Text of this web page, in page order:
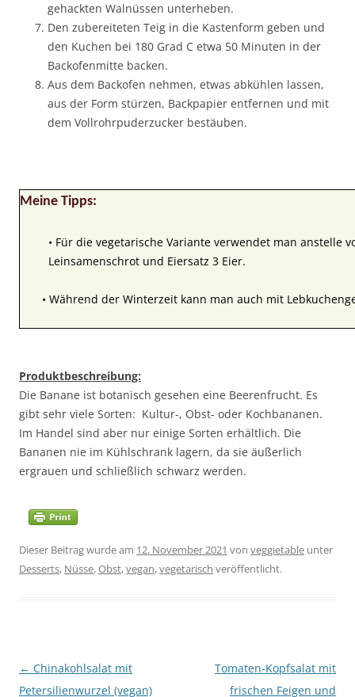
gehackten Walnüssen unterheben.
Den zubereiteten Teig in die Kastenform geben und
den Kuchen bei 180 Grad C etwa 50 Minuten in der
Backofenmitte backen.
Aus dem Backofen nehmen, etwas abkühlen lassen,
aus der Form stürzen, Backpapier entfernen und mit
dem Vollrohrpuderzucker bestäuben.
Meine Tipps:
• Für die vegetarische Variante verwendet man anstelle
Leinsamenschrot und Eiersatz 3 Eier.
• Während der Winterzeit kann man auch mit
Produktbeschreibung:
Die Banane ist botanisch gesehen eine Beerenfrucht. Es
gibt sehr viele Sorten: Kultur-, Obst- oder Kochbananen.
Im Handel sind aber nur einige Sorten erhältlich. Die
Bananen nie im Kühlschrank lagern, da sie äußerlich
ergrauen und schließlich schwarz werden.
Dieser Beitrag wurde am 12. November 2021 von veggietable unter
Desserts, Nüsse,Obst,vegan,vegetarisch veröffentlicht.
Beitragsnavigation
← Chinakohlsalat mit
Petersilienwurzel (vegan)
Tomaten-Kopfsalat mit
frischen Feigen und